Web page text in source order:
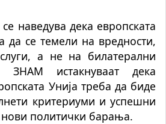
наведува дека европската
да се темели на вредности,
а не на билатерални
ЗНАМ истакнуваат дека
Унија треба да биде
критериуми и успешни
политички барања.